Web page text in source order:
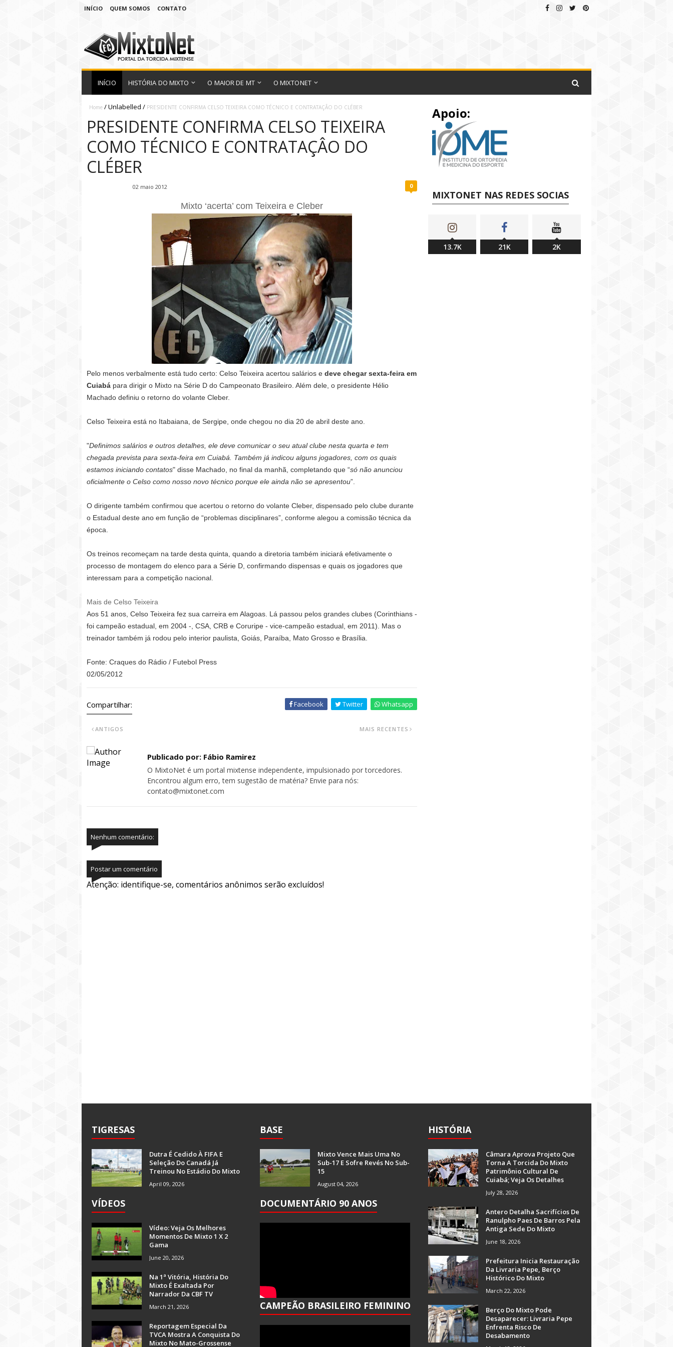
INÍCIO QUEM SOMOS CONTATO
INÍCIO HISTÓRIA DO MIXTO O MAIOR DE MT O MIXTONET
Home /Unlabelled / PRESIDENTE CONFIRMA CELSO TEIXEIRA COMO TÉCNICO E CONTRATAÇÂO DO CLÉBER
PRESIDENTE CONFIRMA CELSO TEIXEIRA
COMO TÉCNICO E CONTRATAÇÂO DO
CLÉBER
02 maio 2012 0
Mixto ‘acerta’ com Teixeira e Cleber
Pelo menos verbalmente está tudo certo: Celso Teixeira acertou salários e deve chegar sexta-feira em
Cuiabá para dirigir o Mixto na Série D do Campeonato Brasileiro. Além dele, o presidente Hélio
Machado definiu o retorno do volante Cleber.
Celso Teixeira está no Itabaiana, de Sergipe, onde chegou no dia 20 de abril deste ano.
"Definimos salários e outros detalhes, ele deve comunicar o seu atual clube nesta quarta e tem
chegada prevista para sexta-feira em Cuiabá. Também já indicou alguns jogadores, com os quais
estamos iniciando contatos" disse Machado, no final da manhã, completando que “só não anunciou
oficialmente o Celso como nosso novo técnico porque ele ainda não se apresentou”.
O dirigente também confirmou que acertou o retorno do volante Cleber, dispensado pelo clube durante
o Estadual deste ano em função de “problemas disciplinares”, conforme alegou a comissão técnica da
época.
Os treinos recomeçam na tarde desta quinta, quando a diretoria também iniciará efetivamente o
processo de montagem do elenco para a Série D, confirmando dispensas e quais os jogadores que
interessam para a competição nacional.
Mais de Celso Teixeira
Aos 51 anos, Celso Teixeira fez sua carreira em Alagoas. Lá passou pelos grandes clubes (Corinthians -
foi campeão estadual, em 2004 -, CSA, CRB e Coruripe - vice-campeão estadual, em 2011). Mas o
treinador também já rodou pelo interior paulista, Goiás, Paraíba, Mato Grosso e Brasília.
Fonte: Craques do Rádio / Futebol Press
02/05/2012
Compartilhar: Facebook Twitter Whatsapp
MAIS RECENTES
ANTIGOS
Publicado por: Fábio Ramirez
O MixtoNet é um portal mixtense independente, impulsionado por torcedores.
Encontrou algum erro, tem sugestão de matéria? Envie para nós:
contato@mixtonet.com
Nenhum comentário:
Postar um comentário
Atenção: identifique-se, comentários anônimos serão excluídos!
Apoio:
MIXTONET NAS REDES SOCIAS
13.7K 21K 2K
TIGRESAS
Dutra É Cedido À FIFA E
Seleção Do Canadá Já
Treinou No Estádio Do Mixto
April 09, 2026
VÍDEOS
Vídeo: Veja Os Melhores
Momentos De Mixto 1 X 2
Gama
June 20, 2026
Na 1ª Vitória, História Do
Mixto É Exaltada Por
Narrador Da CBF TV
March 21, 2026
Reportagem Especial Da
TVCA Mostra A Conquista Do
Mixto No Mato-Grossense
BASE
Mixto Vence Mais Uma No
Sub-17 E Sofre Revés No Sub-
15
August 04, 2026
DOCUMENTÁRIO 90 ANOS
CAMPEÃO BRASILEIRO FEMININO
HISTÓRIA
Câmara Aprova Projeto Que
Torna A Torcida Do Mixto
Patrimônio Cultural De
Cuiabá; Veja Os Detalhes
July 28, 2026
Antero Detalha Sacrifícios De
Ranulpho Paes De Barros Pela
Antiga Sede Do Mixto
June 18, 2026
Prefeitura Inicia Restauração
Da Livraria Pepe, Berço
Histórico Do Mixto
March 22, 2026
Berço Do Mixto Pode
Desaparecer: Livraria Pepe
Enfrenta Risco De
Desabamento